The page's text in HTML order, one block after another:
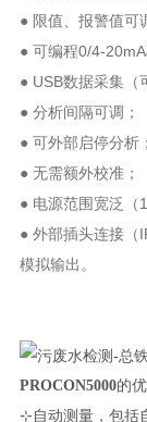
● 限值、报警值可
● 可编程0/4-20mA
● USB数据采集（
● 分析间隔可调；
● 可外部启停分析；
● 无需额外校准；
● 电源范围宽泛（
● 外部插头连接（
模拟输出。
PROCON5000的优
⊹自动测量，包括